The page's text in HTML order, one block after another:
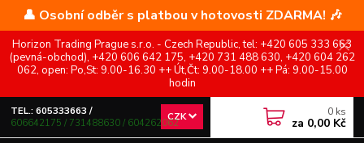
👤 Osobní odběr s platbou v hotovosti ZDARMA! 🎶
Horizon Trading Prague s.r.o. - Czech Republic, tel: +420 605 333 663
(pevná-obchod), +420 606 642 175, +420 731 488 630, +420 604 262
062, open: Po,St: 9.00-16.30 ++ Út,Čt: 9.00-18.00 ++ Pá: 9.00-15.00
hodin
CZK
TEL.: 605333663 /
606642175 / 731488630 / 604262062
0 ks
za 0,00 Kč